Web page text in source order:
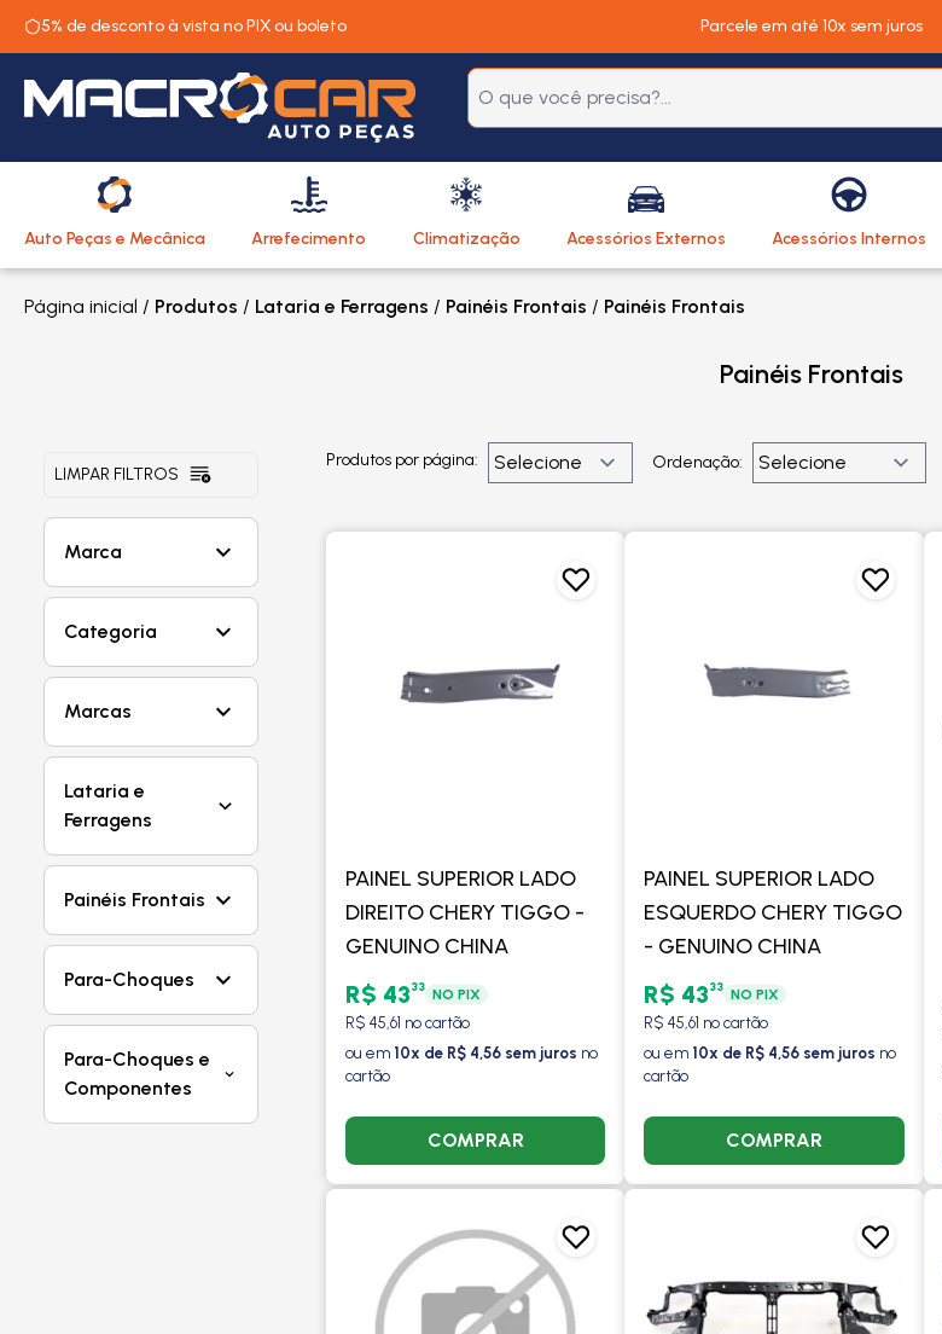
5% de desconto à vista no PIX ou boleto Parcele em até 10x sem juros
Auto Peças e Mecânica Arrefecimento Climatização Acessórios Externos Acessórios Internos
Página inicial / Produtos / Lataria e Ferragens / Painéis Frontais / Painéis Frontais
Painéis Frontais
LIMPAR FILTROS
Marca
Categoria
Marcas
Lataria e
Ferragens
Painéis Frontais
Para-Choques
Para-Choques e
Componentes
Produtos por página: Ordenação:
PAINEL SUPERIOR LADO
DIREITO CHERY TIGGO -
GENUINO CHINA
R$ 4333 NO PIX
R$ 45,61 no cartão
ou em 10x de R$ 4,56 sem juros no
cartão
COMPRAR
PAINEL SUPERIOR LADO
ESQUERDO CHERY TIGGO
- GENUINO CHINA
R$ 4333 NO PIX
R$ 45,61 no cartão
ou em 10x de R$ 4,56 sem juros no
cartão
COMPRAR